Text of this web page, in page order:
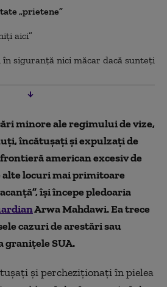
„prietene”
aici”
în siguranță nici măcar dacă sunteți
minore ale regimului de vize,
încătușați și expulzați de
american excesiv de
alte locuri mai primitoare
își începe pledoaria
Arwa Mahdawi. Ea trece
cazuri de arestări sau
SUA.
și percheziționați în pielea